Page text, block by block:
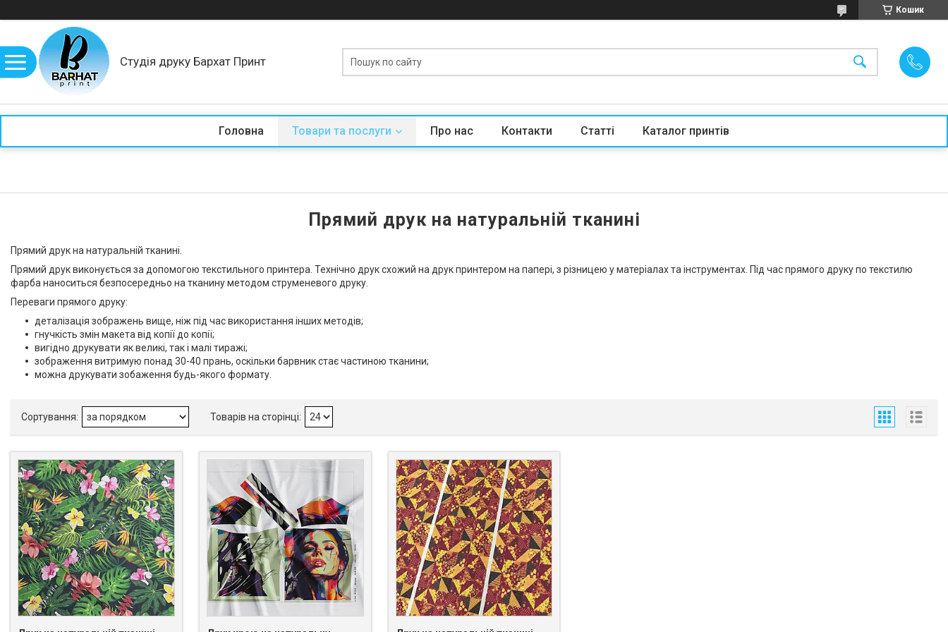
Кошик
Студія друку Бархат Принт
Головна Товари та послуги Про нас Контакти Статті Каталог принтів
Прямий друк на натуральній тканині
Прямий друк на натуральній тканині.
Прямий друк виконується за допомогою текстильного принтера. Технічно друк схожий на друк принтером на папері, з різницею у матеріалах та інструментах. Під час прямого друку по текстилю
фарба наноситься безпосередньо на тканину методом струменевого друку.
Переваги прямого друку:
деталізація зображень вище, ніж під час використання інших методів;
гнучкість змін макета від копії до копії;
вигідно друкувати як великі, так і малі тиражі;
зображення витримую понад 30-40 прань, оскільки барвник стає частиною тканини;
можна друкувати зобаження будь-якого формату.